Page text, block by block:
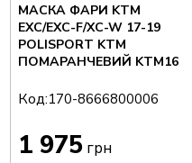
МАСКА ФАРИ KTM
EXC/EXC-F/XC-W 17-19
POLISPORT KTM
ПОМАРАНЧЕВИЙ KTM16
Код:170-8666800006
1 975 грн